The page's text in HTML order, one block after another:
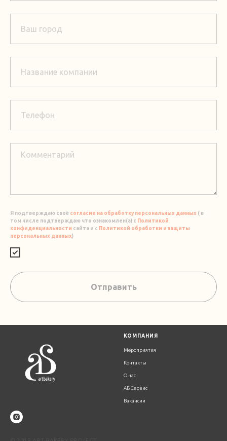
Я подтверждаю своё согласие на обработку персональных данных ( в
том числе подтверждаю что ознакомлен(а) с Политикой
конфиденциальности сайта и с Политикой обработки и защиты
персональных данных)
Отправить
КОМПАНИЯ
Мероприятия
Контакты
О нас
АБ Сервис
Вакансии